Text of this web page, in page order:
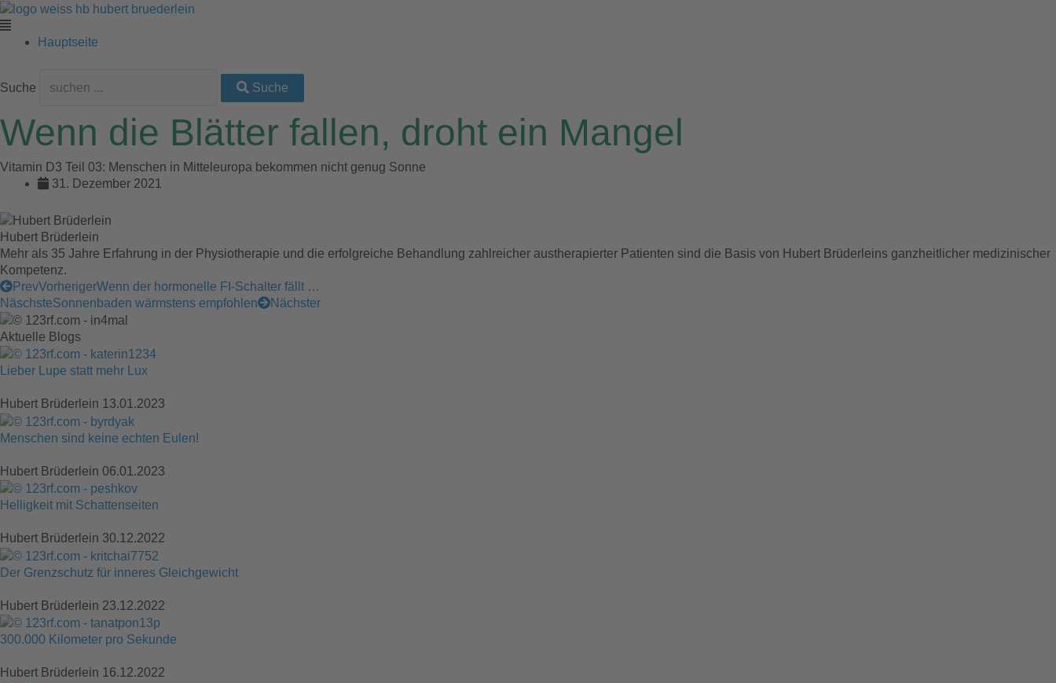
Zum
Inhalt
springen
Main
Menu
Hauptseite
Suche Suche
Wenn die Blätter fallen, droht ein Mangel
Vitamin D3 Teil 03: Menschen in Mitteleuropa bekommen nicht genug Sonne
31. Dezember 2021
Hubert Brüderlein
Mehr als 35 Jahre Erfahrung in der Physiotherapie und die erfolgreiche Behandlung zahlreicher austherapierter Patienten sind die Basis von Hubert Brüderleins ganzheitlicher medizinischer
Kompetenz.
PrevVorherigerWenn der hormonelle FI-Schalter fällt …
NäschsteSonnenbaden wärmstens empfohlen Nächster
Aktuelle Blogs
Lieber Lupe statt mehr Lux
Hubert Brüderlein 13.01.2023
Menschen sind keine echten Eulen!
Hubert Brüderlein 06.01.2023
Helligkeit mit Schattenseiten
Hubert Brüderlein 30.12.2022
Der Grenzschutz für inneres Gleichgewicht
Hubert Brüderlein 23.12.2022
300.000 Kilometer pro Sekunde
Hubert Brüderlein 16.12.2022
Archiv
Main
Menu
Main
Menu
Main
Menu
Main
Menu